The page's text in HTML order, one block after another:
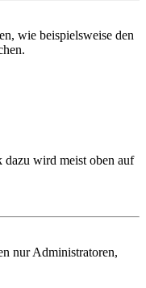
wie beispielsweise den
dazu wird meist oben auf
nur Administratoren,